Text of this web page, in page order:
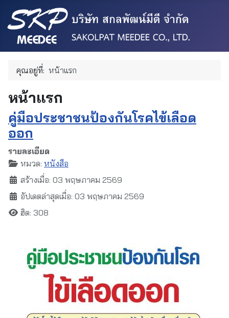
คุณอยู่ที่: หน้าแรก
หน้าแรก
คู่มือประชาชนป้องกันโรคไข้เลือด
ออก
รายละเอียด
หมวด: หนังสือ
สร้างเมื่อ: 03 พฤษภาคม 2569
อัปเดตล่าสุดเมื่อ: 03 พฤษภาคม 2569
ฮิต: 308